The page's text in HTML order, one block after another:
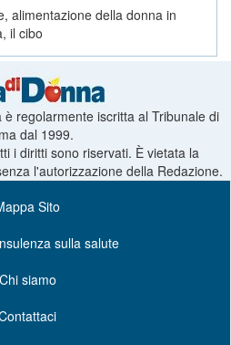
alimentazione della donna in
il cibo
regolarmente iscritta al Tribunale di
dal 1999.
i diritti sono riservati. È vietata la
l'autorizzazione della Redazione.
Sito
sulla salute
Chi siamo